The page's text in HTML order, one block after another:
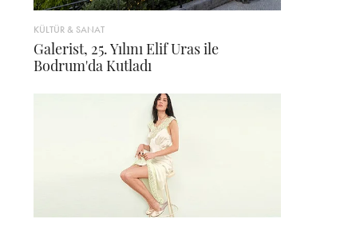
KÜLTÜR & SANAT
Galerist, 25. Yılını Elif Uras ile
Bodrum'da Kutladı